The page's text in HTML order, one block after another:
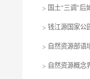
> 国土“三调”后
> 钱江源国家公
> 自然资源部语
> 自然资源概念